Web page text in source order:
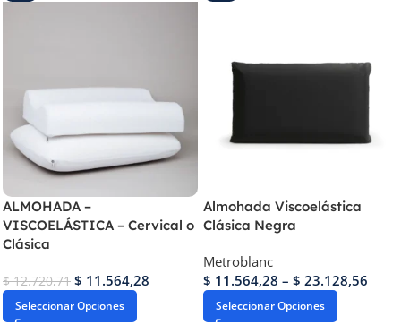
ALMOHADA –
VISCOELÁSTICA – Cervical o
Clásica
$12.720,71 $ 11.564,28
Seleccionar Opciones
Almohada Viscoelástica
Clásica Negra
Metroblanc
$ 11.564,28 – $ 23.128,56
Seleccionar Opciones